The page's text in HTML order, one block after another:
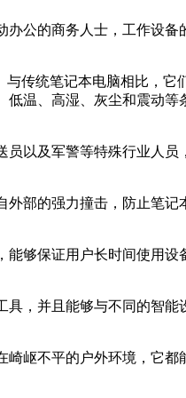
公的商务人士，工作设备
传统笔记本电脑相比，它
温、高湿、灰尘和震动等
以及军警等特殊行业人
外部的强力撞击，防止笔记
够保证用户长时间使用设
，并且能够与不同的智能
岖不平的户外环境，它